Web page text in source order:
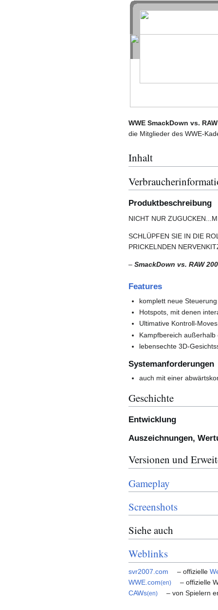
WWE SmackDown vs.
die Mitglieder des WWE-
Inhalt
Produktbeschreibung
NICHT NUR
SCHLÜPFEN SIE IN DIE
PRICKELNDEN
– SmackDown vs. RAW
Features
komplett neue Steuerung
Hotspots, mit denen
Ultimative Kontroll-Moves
Kampfbereich
lebensechte 3D-
Systemanforderungen
auch mit einer
Geschichte
Entwicklung
Auszeichnungen,
Versionen und
Gameplay
Screenshots
Siehe auch
Weblinks
svr2007.com – offizielle
WWE.com(en)
– offizielle
CAWs(en) – von Spielern